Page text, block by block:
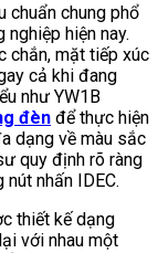
chuẩn chung phổ
hiện nay.
chắn, mặt tiếp xúc
cả khi đang
như YW1B
đèn để thực hiện
dạng về màu sắc
quy định rõ ràng
nhấn IDEC.
thiết kế dạng
với nhau một